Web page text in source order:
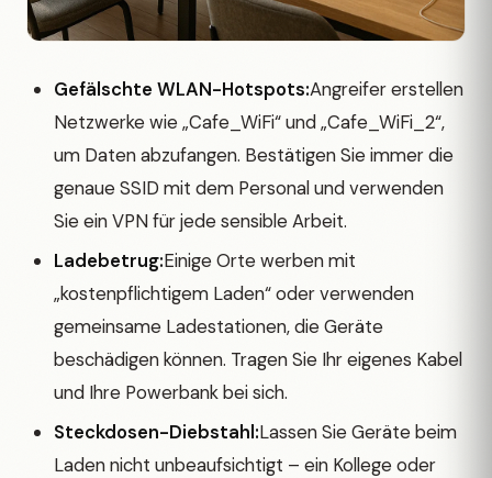
Gefälschte WLAN-Hotspots:Angreifer erstellen
Netzwerke wie „Cafe_WiFi“ und „Cafe_WiFi_2“,
um Daten abzufangen. Bestätigen Sie immer die
genaue SSID mit dem Personal und verwenden
Sie ein VPN für jede sensible Arbeit.
Ladebetrug:Einige Orte werben mit
„kostenpflichtigem Laden“ oder verwenden
gemeinsame Ladestationen, die Geräte
beschädigen können. Tragen Sie Ihr eigenes Kabel
und Ihre Powerbank bei sich.
Steckdosen-Diebstahl:Lassen Sie Geräte beim
Laden nicht unbeaufsichtigt – ein Kollege oder